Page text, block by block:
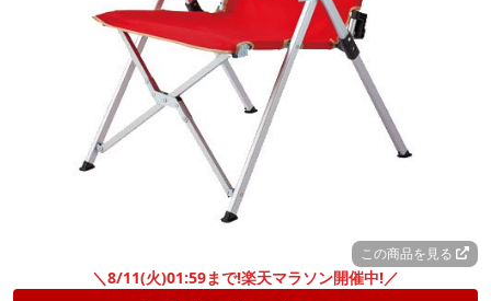
この商品を見る
＼8/11(火)01:59まで!楽天マラソン開催中!／